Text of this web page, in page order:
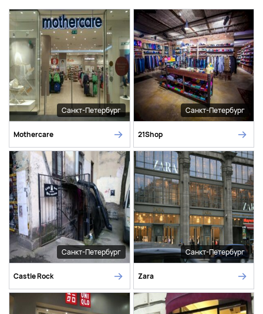
Санкт-Петербург
Mothercare
Санкт-Петербург
21Shop
Санкт-Петербург
Castle Rock
Санкт-Петербург
Zara